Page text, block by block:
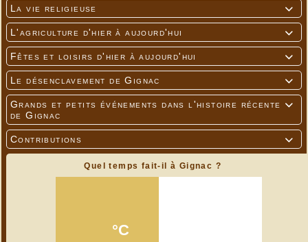

La vie religieuse

L'agriculture d'hier à aujourd'hui

Fêtes et loisirs d'hier à aujourd'hui

Le désenclavement de Gignac

Grands et petits événements dans l'histoire récente
de Gignac

Contributions
Quel temps fait-il à Gignac ?